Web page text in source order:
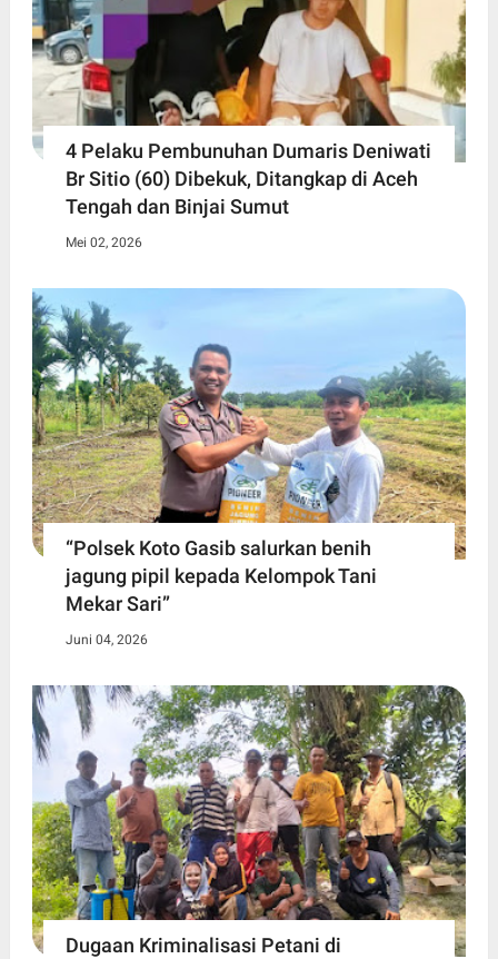
4 Pelaku Pembunuhan Dumaris Deniwati
Br Sitio (60) ‎Dibekuk, Ditangkap di Aceh
Tengah ‎dan Binjai Sumut
Mei 02, 2026
“Polsek Koto Gasib salurkan benih
jagung pipil kepada Kelompok Tani
Mekar Sari”
Juni 04, 2026
Dugaan Kriminalisasi Petani di